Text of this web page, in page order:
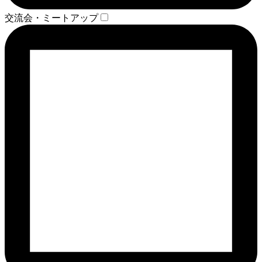
交流会・ミートアップ